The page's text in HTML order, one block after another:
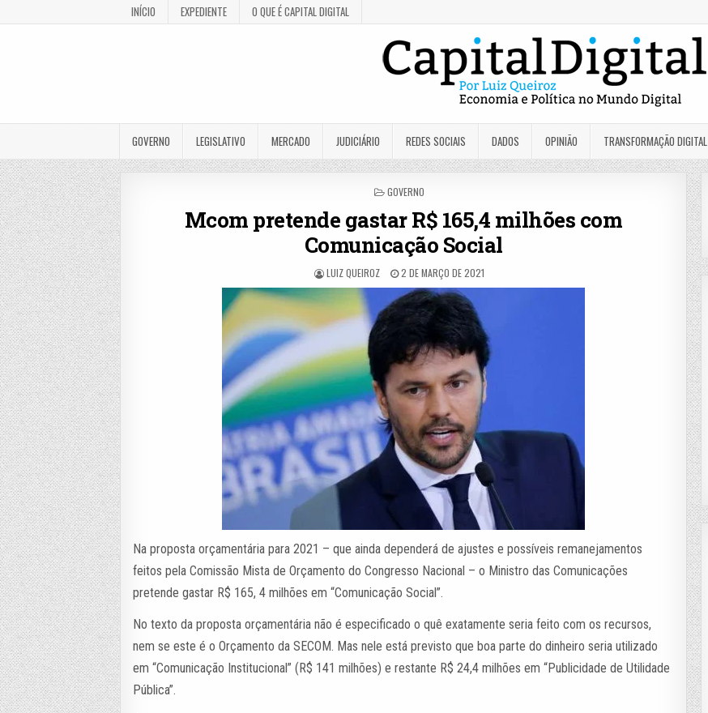
INÍCIO EXPEDIENTE O QUE É CAPITAL DIGITAL
GOVERNO LEGISLATIVO MERCADO JUDICIÁRIO REDES SOCIAIS DADOS OPINIÃO TRANSFORMAÇÃO DIGITAL
POSTED
GOVERNO
Mcom pretende gastar R$ 165,4 milhões com
Comunicação Social
LUIZ QUEIROZ 2 DE MARÇO DE 2021
Na proposta orçamentária para 2021 – que ainda dependerá de ajustes e possíveis remanejamentos
feitos pela Comissão Mista de Orçamento do Congresso Nacional – o Ministro das Comunicações
pretende gastar R$ 165, 4 milhões em “Comunicação Social”.
No texto da proposta orçamentária não é especificado o quê exatamente seria feito com os recursos,
nem se este é o Orçamento da SECOM. Mas nele está previsto que boa parte do dinheiro seria utilizado
em “Comunicação Institucional” (R$ 141 milhões) e restante R$ 24,4 milhões em “Publicidade de Utilidade
Pública”.